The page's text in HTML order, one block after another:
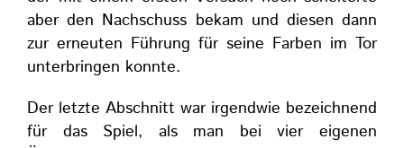
aber den Nachschuss bekam und diesen dann
zur erneuten Führung für seine Farben im Tor
unterbringen konnte.
Der letzte Abschnitt war irgendwie bezeichnend
für das Spiel, als man bei vier eigenen